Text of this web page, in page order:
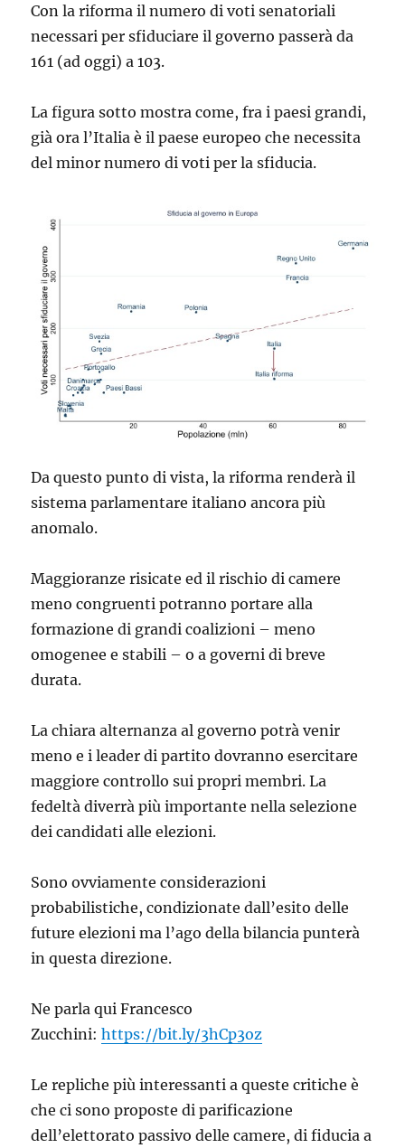
Con la riforma il numero di voti senatoriali
necessari per sfiduciare il governo passerà da
161 (ad oggi) a 103.
La figura sotto mostra come, fra i paesi grandi,
già ora l’Italia è il paese europeo che necessita
del minor numero di voti per la sfiducia.
Da questo punto di vista, la riforma renderà il
sistema parlamentare italiano ancora più
anomalo.
Maggioranze risicate ed il rischio di camere
meno congruenti potranno portare alla
formazione di grandi coalizioni – meno
omogenee e stabili – o a governi di breve
durata.
La chiara alternanza al governo potrà venir
meno e i leader di partito dovranno esercitare
maggiore controllo sui propri membri. La
fedeltà diverrà più importante nella selezione
dei candidati alle elezioni.
Sono ovviamente considerazioni
probabilistiche, condizionate dall’esito delle
future elezioni ma l’ago della bilancia punterà
in questa direzione.
Ne parla qui Francesco
Zucchini:https://bit.ly/3hCp3oz
Le repliche più interessanti a queste critiche è
che ci sono proposte di parificazione
dell’elettorato passivo delle camere, di fiducia a